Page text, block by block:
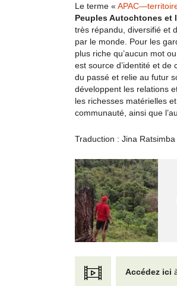
Le terme «
Peuples Autochtones et
très répandu, diversifié et
par le monde. Pour les
plus riche qu’aucun mot
est source d’identité et
du passé et relie au futur
développent les relations
les richesses matérielles
communauté, ainsi que
Traduction : Jina
Accédez ici